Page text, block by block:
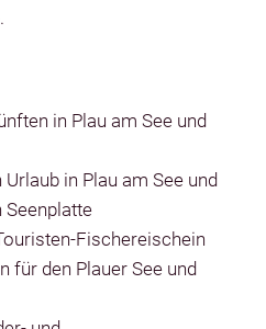
in Plau am See und
in Plau am See und
Seenplatte
Fischereischein
für den Plauer See und